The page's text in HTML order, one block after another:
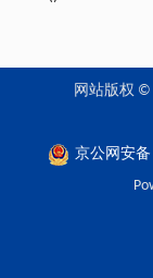
网站版权 ©
京公网安备